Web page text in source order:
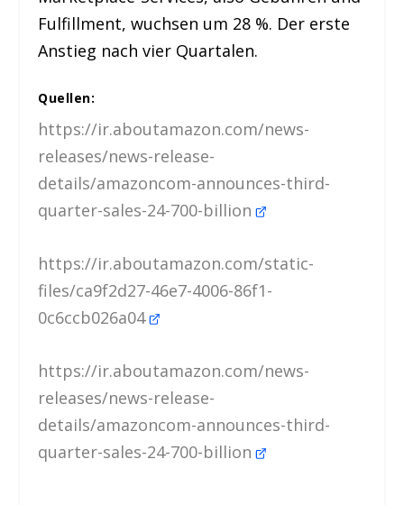
Fulfillment, wuchsen um 28 %. Der erste
Anstieg nach vier Quartalen.
Quellen:
https://ir.aboutamazon.com/news-
releases/news-release-
details/amazoncom-announces-third-
quarter-sales-24-700-billion
https://ir.aboutamazon.com/static-
files/ca9f2d27-46e7-4006-86f1-
0c6ccb026a04
https://ir.aboutamazon.com/news-
releases/news-release-
details/amazoncom-announces-third-
quarter-sales-24-700-billion